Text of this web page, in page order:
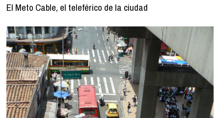
El Meto Cable, el teleférico de la ciudad